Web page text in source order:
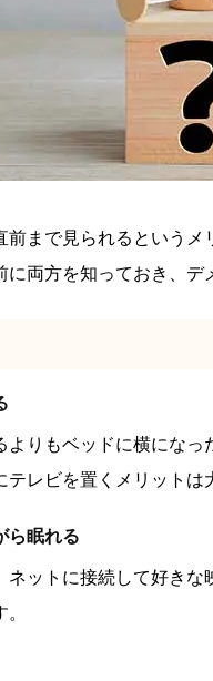
まで見られるというメ
両方を知っておき、デ
よりもベッドに横にな
レビを置くメリットは
ら眠れる
ネットに接続して好き